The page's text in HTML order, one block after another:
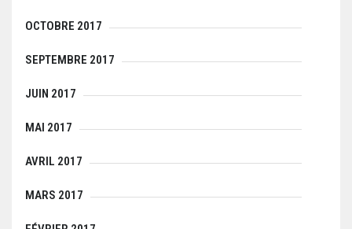
OCTOBRE 2017
SEPTEMBRE 2017
JUIN 2017
MAI 2017
AVRIL 2017
MARS 2017